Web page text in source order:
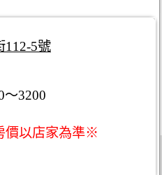
112-5號
～3200
價以店家為準※